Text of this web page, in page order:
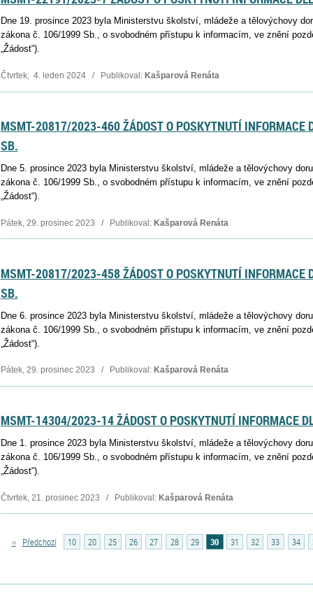
Dne 19. prosince 2023 byla Ministerstvu školství, mládeže a tělovýchovy
zákona č. 106/1999 Sb., o svobodném přístupu k informacím, ve znění
„Žádost“).
Čtvrtek, 4. leden 2024 / Publikoval: Kašparová Renáta
MSMT-20817/2023-460 ŽÁDOST O POSKYTNUTÍ INFORMACE
SB.
Dne 5. prosince 2023 byla Ministerstvu školství, mládeže a tělovýchovy
zákona č. 106/1999 Sb., o svobodném přístupu k informacím, ve znění
„Žádost“).
Pátek, 29. prosinec 2023 / Publikoval: Kašparová Renáta
MSMT-20817/2023-458 ŽÁDOST O POSKYTNUTÍ INFORMACE
SB.
Dne 6. prosince 2023 byla Ministerstvu školství, mládeže a tělovýchovy
zákona č. 106/1999 Sb., o svobodném přístupu k informacím, ve znění
„Žádost“).
Pátek, 29. prosinec 2023 / Publikoval: Kašparová Renáta
MSMT-14304/2023-14 ŽÁDOST O POSKYTNUTÍ INFORMACE
Dne 1. prosince 2023 byla Ministerstvu školství, mládeže a tělovýchovy
zákona č. 106/1999 Sb., o svobodném přístupu k informacím, ve znění
„Žádost“).
Čtvrtek, 21. prosinec 2023 / Publikoval: Kašparová Renáta
‹‹ Předchozí 10 20 25 26 27 28 29 30 31 32 33 34